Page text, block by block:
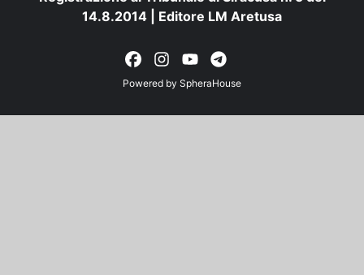
14.8.2014 | Editore LM Aretusa
Powered by SpheraHouse